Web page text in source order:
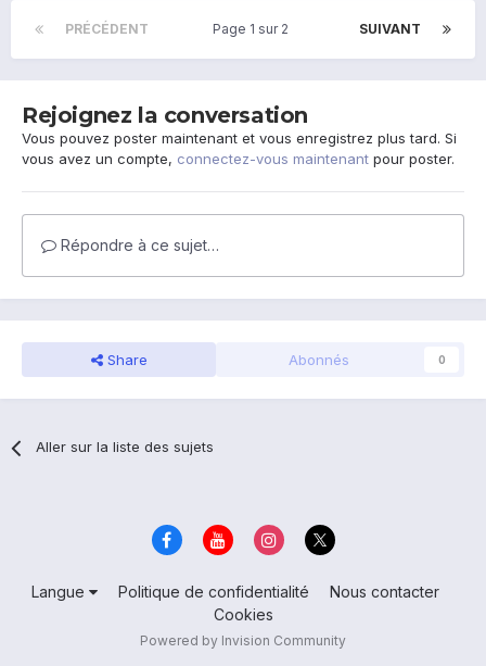
PRÉCÉDENT SUIVANT
Page 1 sur 2
Rejoignez la conversation
Vous pouvez poster maintenant et vous enregistrez plus tard. Si
vous avez un compte, connectez-vous maintenant pour poster.
Répondre à ce sujet…
Share Abonnés 0
Aller sur la liste des sujets
Langue Politique de confidentialité
Nous contacter
Cookies
Powered by Invision Community